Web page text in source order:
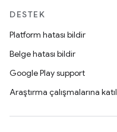
DESTEK
Platform hatası bildir
Belge hatası bildir
Google Play support
Araştırma çalışmalarına katıl